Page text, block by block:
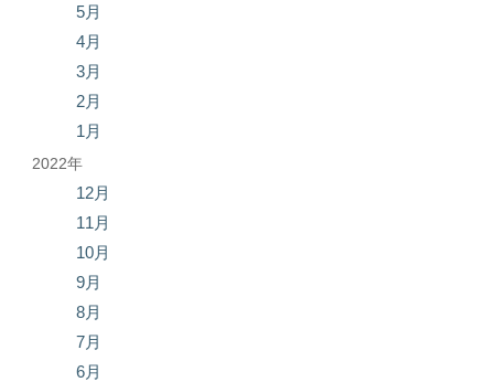
5月
4月
3月
2月
1月
2022年
12月
11月
10月
9月
8月
7月
6月